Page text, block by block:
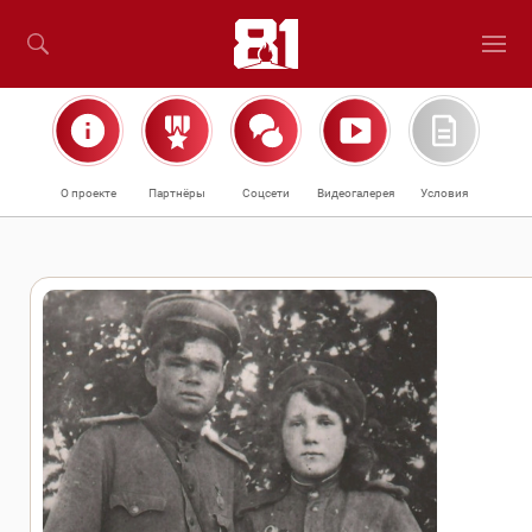
О проекте Партнёры Соцсети Видеогалерея Условия